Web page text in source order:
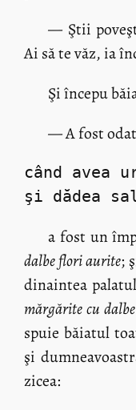
— Ştii
Ai să te văz, ia
Şi începu
— A fost
când avea
şi dădea
a fost un
dalbe flori aurite;
dinaintea
mărgărite cu
spuie băiatul
şi
zicea: